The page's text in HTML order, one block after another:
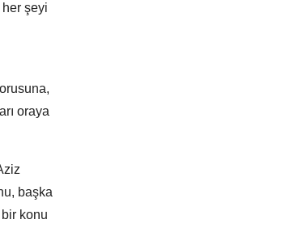
şeyi
oraya
başka
konu